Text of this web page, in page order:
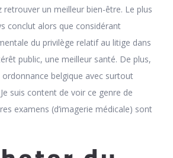
retrouver un meilleur bien-être. Le plus
conclut alors que considérant
du privilège relatif au litige dans
public, une meilleur santé. De plus,
belgique avec surtout
suis content de voir ce genre de
examens (d’imagerie médicale) sont